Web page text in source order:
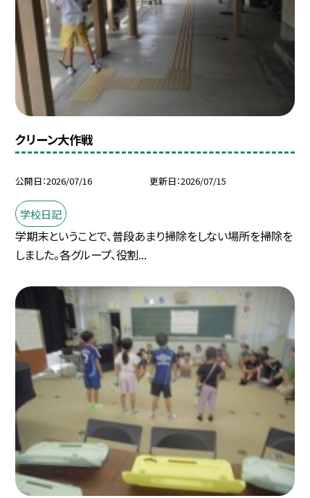
クリーン大作戦
公開日 2026/07/16 更新日 2026/07/15
学校日記
学期末ということで、普段あまり掃除をしない場所を掃除を
しました。各グループ、役割...